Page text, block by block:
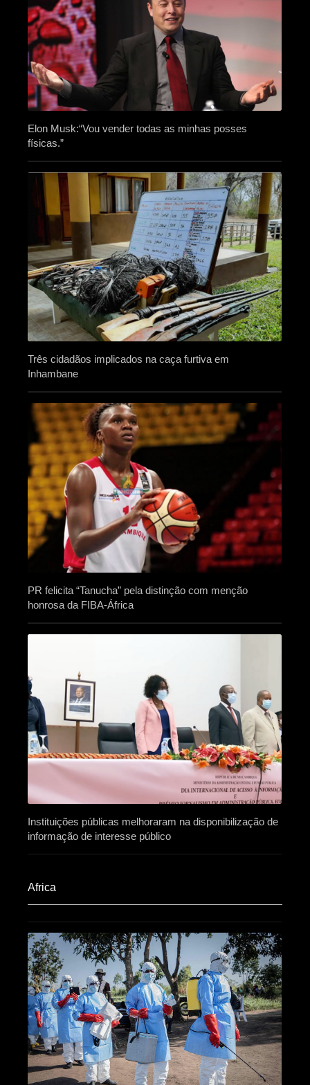
Elon Musk:“Vou vender todas as minhas posses
físicas.”
Três cidadãos implicados na caça furtiva em
Inhambane
PR felicita “Tanucha” pela distinção com menção
honrosa da FIBA-África
Instituições públicas melhoraram na disponibilização de
informação de interesse público
Africa​